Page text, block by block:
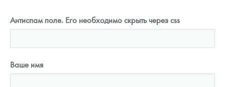
Антиспам поле. Его необходимо скрыть через css
Ваше имя